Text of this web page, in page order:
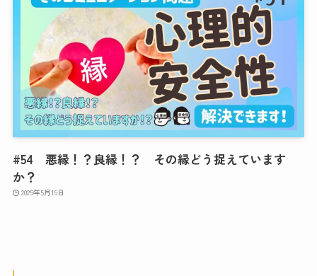
#54 悪縁！？良縁！？ その縁どう捉えています
か？
2025年5月15日